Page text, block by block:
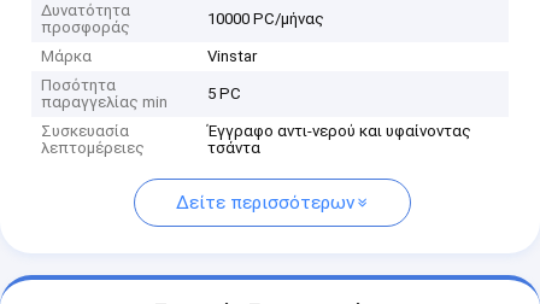
Δυνατότητα
προσφοράς
10000 PC/μήνας
Μάρκα
Vinstar
Ποσότητα
παραγγελίας min
5 PC
Συσκευασία
λεπτομέρειες
Έγγραφο αντι-νερού και υφαίνοντας
τσάντα
Δείτε περισσότερων